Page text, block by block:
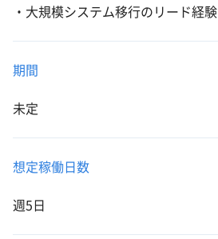
・大規模システム移行のリード経験
期間
未定
想定稼働日数
週5日